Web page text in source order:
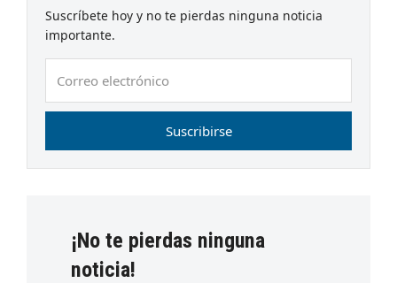
Suscríbete hoy y no te pierdas ninguna noticia
importante.
electrónico
Suscribirse
¡No te pierdas ninguna
noticia!